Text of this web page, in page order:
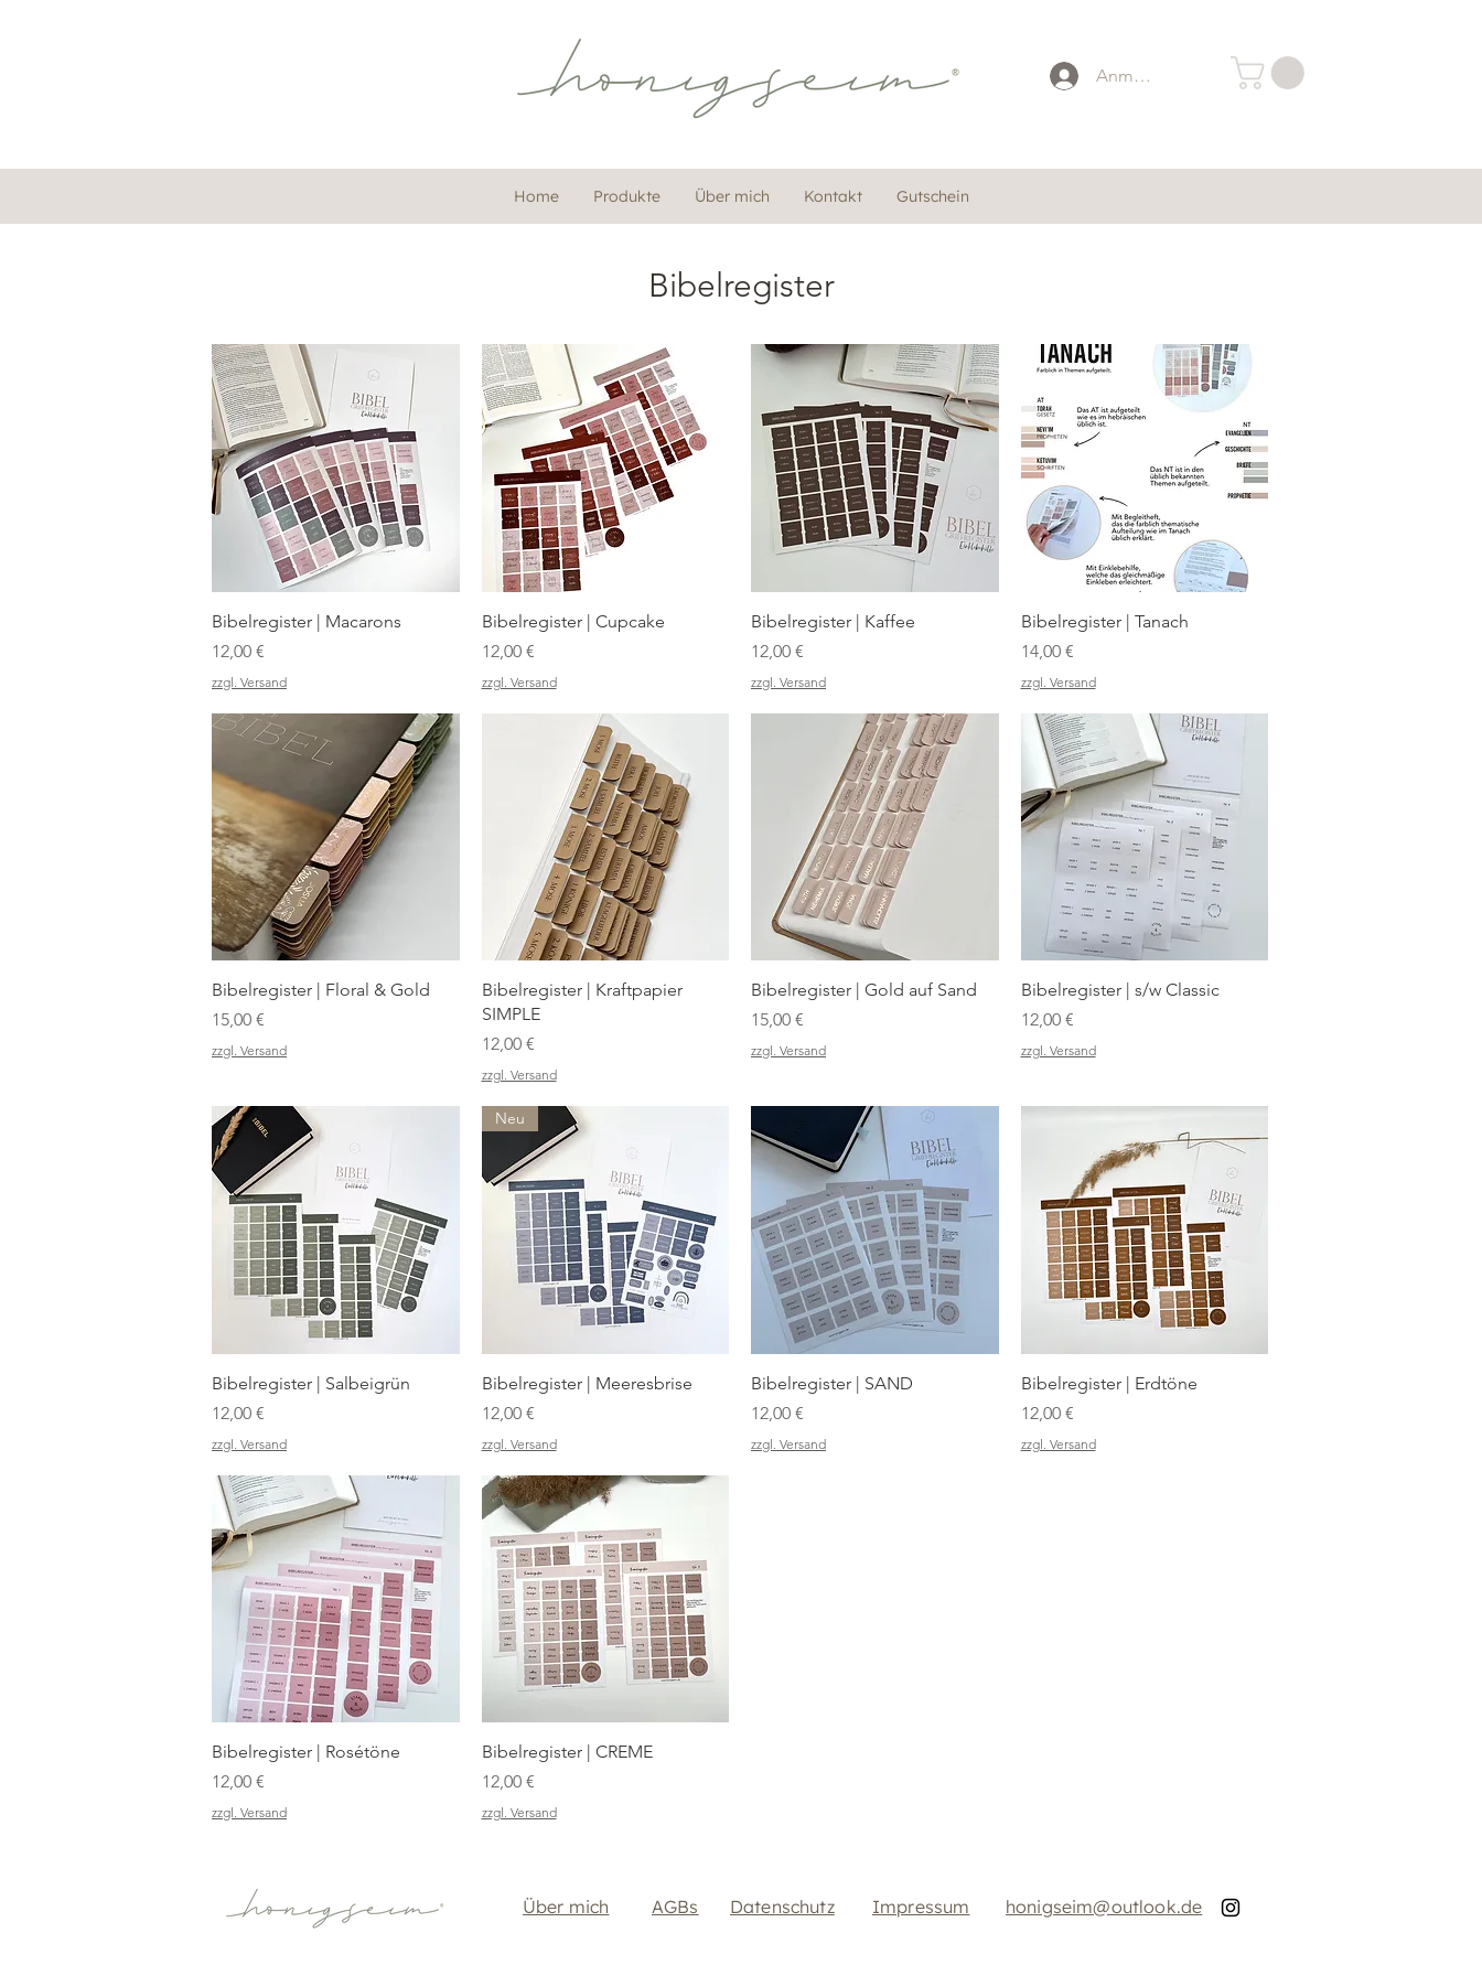
Anmelden
Home Produkte Über mich Kontakt Gutschein
Bibelregister
Schnellansicht
Bibelregister | Macarons
Preis
12,00 €
zzgl. Versand
Schnellansicht
Bibelregister | Cupcake
Preis
12,00 €
zzgl. Versand
Schnellansicht
Bibelregister | Kaffee
Preis
12,00 €
zzgl. Versand
Schnellansicht
Bibelregister | Tanach
Preis
14,00 €
zzgl. Versand
Schnellansicht
Bibelregister | Floral & Gold
Preis
15,00 €
zzgl. Versand
Schnellansicht
Bibelregister | Kraftpapier
SIMPLE
Preis
12,00 €
zzgl. Versand
Schnellansicht
Bibelregister | Gold auf Sand
Preis
15,00 €
zzgl. Versand
Schnellansicht
Bibelregister | s/w Classic
Preis
12,00 €
zzgl. Versand
Schnellansicht
Bibelregister | Salbeigrün
Preis
12,00 €
zzgl. Versand
Schnellansicht
Neu
Bibelregister | Meeresbrise
Preis
12,00 €
zzgl. Versand
Schnellansicht
Bibelregister | SAND
Preis
12,00 €
zzgl. Versand
Schnellansicht
Bibelregister | Erdtöne
Preis
12,00 €
zzgl. Versand
Schnellansicht
Bibelregister | Rosétöne
Preis
12,00 €
zzgl. Versand
Schnellansicht
Bibelregister | CREME
Preis
12,00 €
zzgl. Versand
Über mich AGBs Datenschutz Impressum honigseim@outlook.de